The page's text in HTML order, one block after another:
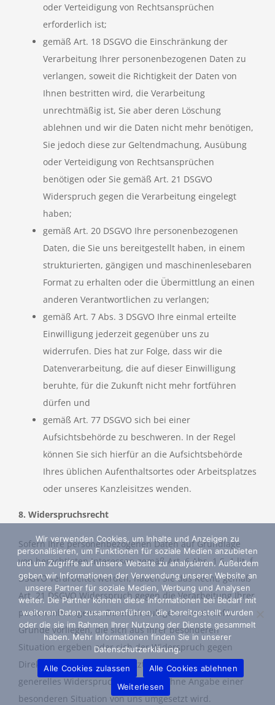
oder Verteidigung von Rechtsansprüchen
erforderlich ist;
gemäß Art. 18 DSGVO die Einschränkung der
Verarbeitung Ihrer personenbezogenen Daten zu
verlangen, soweit die Richtigkeit der Daten von
Ihnen bestritten wird, die Verarbeitung
unrechtmäßig ist, Sie aber deren Löschung
ablehnen und wir die Daten nicht mehr benötigen,
Sie jedoch diese zur Geltendmachung, Ausübung
oder Verteidigung von Rechtsansprüchen
benötigen oder Sie gemäß Art. 21 DSGVO
Widerspruch gegen die Verarbeitung eingelegt
haben;
gemäß Art. 20 DSGVO Ihre personenbezogenen
Daten, die Sie uns bereitgestellt haben, in einem
strukturierten, gängigen und maschinenlesebaren
Format zu erhalten oder die Übermittlung an einen
anderen Verantwortlichen zu verlangen;
gemäß Art. 7 Abs. 3 DSGVO Ihre einmal erteilte
Einwilligung jederzeit gegenüber uns zu
widerrufen. Dies hat zur Folge, dass wir die
Datenverarbeitung, die auf dieser Einwilligung
beruhte, für die Zukunft nicht mehr fortführen
dürfen und
gemäß Art. 77 DSGVO sich bei einer
Aufsichtsbehörde zu beschweren. In der Regel
können Sie sich hierfür an die Aufsichtsbehörde
Ihres üblichen Aufenthaltsortes oder Arbeitsplatzes
oder unseres Kanzleisitzes wenden.
8. Widerspruchsrecht
Sofern Ihre personenbezogenen Daten auf Grundlage
von berechtigten Interessen gemäß Art. 6 Abs. 1 S. 1 lit. f
DSGVO verarbeitet werden, haben Sie das Recht, gemäß
Art. 21 DSGVO Widerspruch gegen die Verarbeitung Ihrer
personenbezogenen Daten einzulegen, soweit dafür
Gründe vorliegen, die sich aus Ihrer besonderen
Situation ergeben oder sich der Widerspruch gegen
Direktwerbung richtet. Im letzteren Fall haben Sie ein
generelles Widerspruchsrecht, das ohne Angabe einer
besonderen Situation von uns umgesetzt wird.
Wir verwenden Cookies, um Inhalte und Anzeigen zu
personalisieren, um Funktionen für soziale Medien anzubieten
und um Zugriffe auf unsere Website zu analysieren. Außerdem
geben wir Informationen der Verwendung unserer Website an
unsere Partner für soziale Medien, Werbung und Analysen
weiter. Die Partner können diese Informationen bei Bedarf mit
weiteren Daten zusammenführen, die bereitgestellt wurden
oder die sie im Rahmen Ihrer Nutzung der Dienste gesammelt
haben. Mehr Informationen finden Sie in unserer
Datenschutzerklärung.
Alle Cookies zulassen
Alle Cookies ablehnen
Weiterlesen